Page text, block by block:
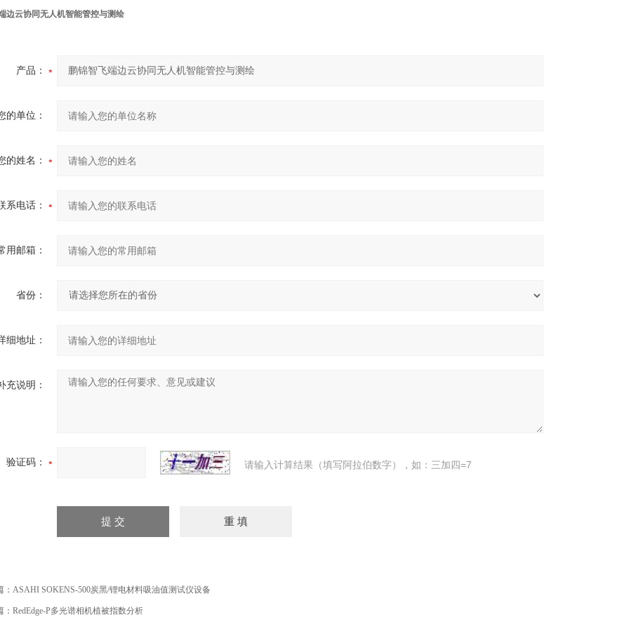
边云协同无人机智能管控与测绘
产品：
的单位：
的姓名：
系电话：
用邮箱：
省份：
细地址：
充说明：
验证码： 请输入计算结果（填写阿拉伯数字），如：三加四=7
： ASAHI SOKENS-500炭黑/锂电材料吸油值测试仪设备
： RedEdge‑P多光谱相机植被指数分析